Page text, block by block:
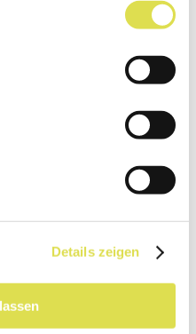
Details zeigen
verbauen. Das
der VAW mit
sich um ein 13 Meter
die Rampen mit
um das Flussbett im
dann Wasser
bei einem richtigen
Das Spezielle